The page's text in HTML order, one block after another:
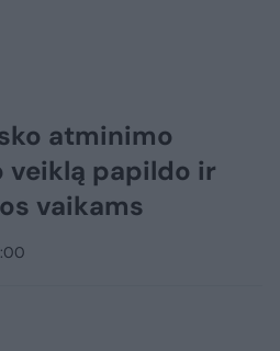
atminimo
veiklą papildo ir
vaikams